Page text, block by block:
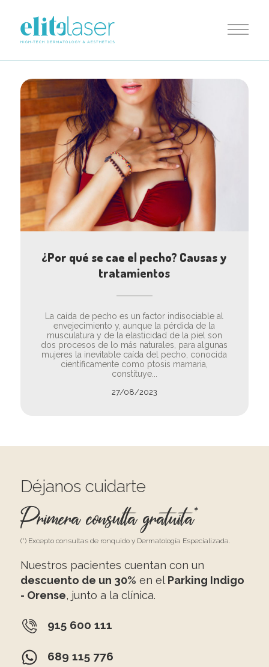
¿Por qué se cae el pecho? Causas y
tratamientos
La caída de pecho es un factor indisociable al
envejecimiento y, aunque la pérdida de la
musculatura y de la elasticidad de la piel son
dos procesos de lo más naturales, para algunas
mujeres la inevitable caída del pecho, conocida
científicamente como ptosis mamaria,
constituye...
27/08/2023
Déjanos cuidarte
Primera consulta gratuita*
(*) Excepto consultas de ronquido y Dermatología Especializada.
Nuestros pacientes cuentan con un
descuento de un 30% en el Parking Indigo
- Orense, junto a la clínica.
915 600 111
689 115 776